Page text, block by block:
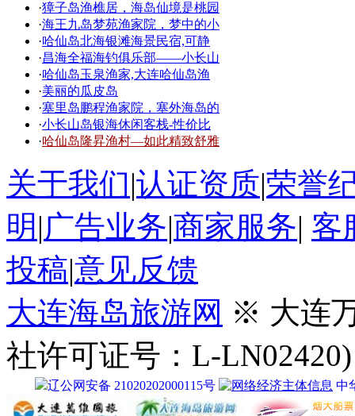
·獐子岛渔樵居，海岛仙境是桃园
·海王九岛梦苑渔家院，梦中的小
·哈仙岛北海银滩海景民宿,可静
·昌海全福海钓俱乐部——小长山
·哈仙岛玉泉渔家,大连哈仙岛渔
·美丽的瓜皮岛
·塞里岛鹏程渔家院，塞外海岛的
·小长山岛银海休闲客栈-性价比
·哈仙岛隆昇渔村—如此精致舒雅
关于我们|认证资质|荣誉
明 |广告业务|商家服务| 客
投稿|意见反馈
大连海岛旅游网 ※ 大连
社许可证号：L-LN02420)
辽公网安备 21020202000115号 中